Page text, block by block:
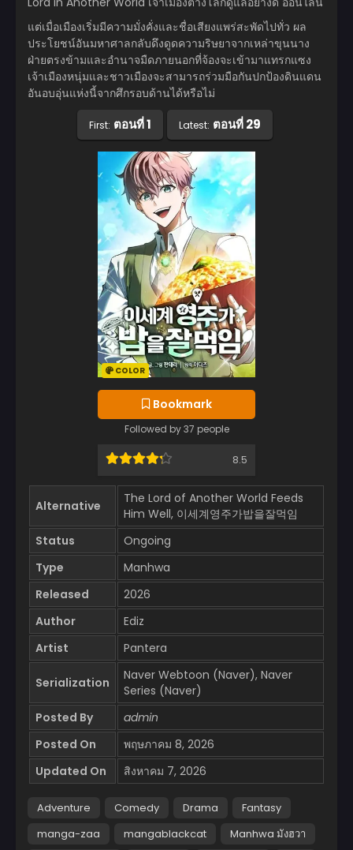
แต่เมื่อเมืองเริ่มมีความมั่งคั่งและชื่อเสียงแพร่สะพัดไปทั่ว ผล
ประโยชน์อันมหาศาลกลับดึงดูดความริษยาจากเหล่าขุนนาง
ฝ่ายตรงข้ามและอำนาจมืดภายนอกที่จ้องจะเข้ามาแทรกแซง
เจ้าเมืองหนุ่มและชาวเมืองจะสามารถร่วมมือกันปกป้องดินแดน
อันอบอุ่นแห่งนี้จากศึกรอบด้านได้หรือไม่
First: ตอนที่ 1 Latest: ตอนที่ 29
COLOR
Bookmark
Followed by 37 people
8.5
Alternative
The Lord of Another World Feeds
Him Well, 이세계영주가밥을잘먹임
Status
Ongoing
Type
Manhwa
Released
2026
Author
Ediz
Artist
Pantera
Serialization
Naver Webtoon (Naver), Naver
Series (Naver)
Posted By
admin
Posted On
พฤษภาคม 8, 2026
Updated On
สิงหาคม 7, 2026
Adventure Comedy Drama
Fantasy
manga-zaa
mangablackcat
Manhwa มังฮวา